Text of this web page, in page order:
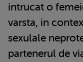
intrucat o
varsta, in
sexulale
partenerul de